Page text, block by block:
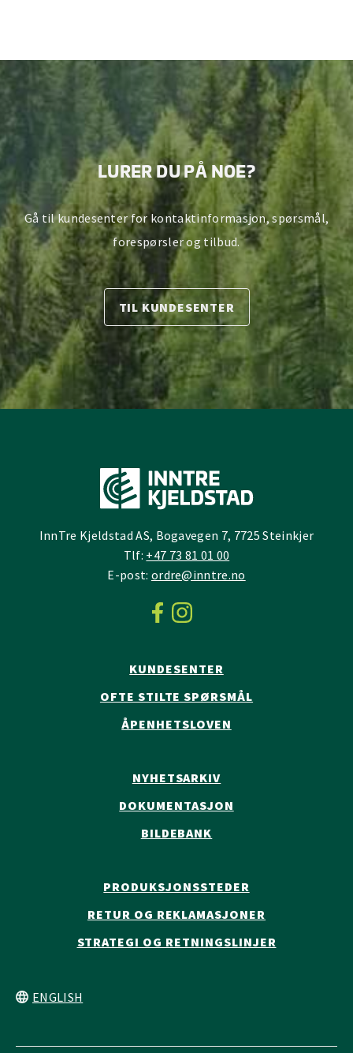
LURER DU PÅ NOE?
Gå til kundesenter for kontaktinformasjon, spørsmål,
forespørsler og tilbud.
TIL KUNDESENTER
InnTre Kjeldstad AS, Bogavegen 7, 7725 Steinkjer
Tlf: +47 73 81 01 00
E-post: ordre@inntre.no
KUNDESENTER
OFTE STILTE SPØRSMÅL
ÅPENHETSLOVEN
NYHETSARKIV
DOKUMENTASJON
BILDEBANK
PRODUKSJONSSTEDER
RETUR OG REKLAMASJONER
STRATEGI OG RETNINGSLINJER
ENGLISH